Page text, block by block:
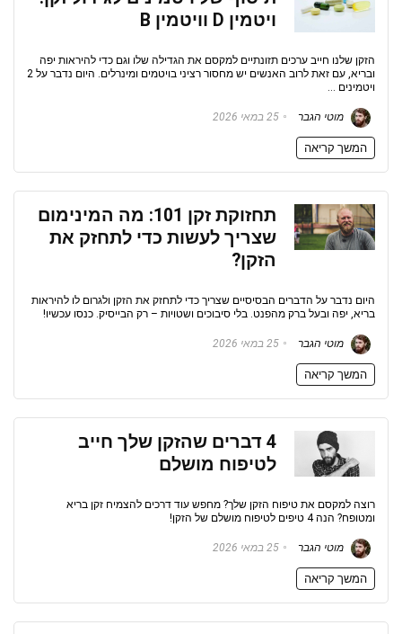
ויטמין D וויטמין B
הזקן שלנו חייב ערכים תזונתיים למקסם את הגדילה שלו וגם כדי להיראות יפה
ובריא, עם זאת לרוב האנשים יש מחסור רציני בויטמים ומינרלים. היום נדבר על 2
ויטמינים ...
מוטי הגבר 25 במאי 2026
המשך קריאה
תחזוקת זקן 101: מה המינימום
שצריך לעשות כדי לתחזק את
הזקן?
היום נדבר על הדברים הבסיסיים שצריך כדי לתחזק את הזקן ולגרום לו להיראות
בריא, יפה ובעל ברק מהפנט. בלי סיבוכים ושטויות – רק הבייסיק. כנסו עכשיו!
מוטי הגבר 25 במאי 2026
המשך קריאה
4 דברים שהזקן שלך חייב
לטיפוח מושלם
רוצה למקסם את טיפוח הזקן שלך? מחפש עוד דרכים להצמיח זקן בריא
ומטופח? הנה 4 טיפים לטיפוח מושלם של הזקן!
מוטי הגבר 25 במאי 2026
המשך קריאה